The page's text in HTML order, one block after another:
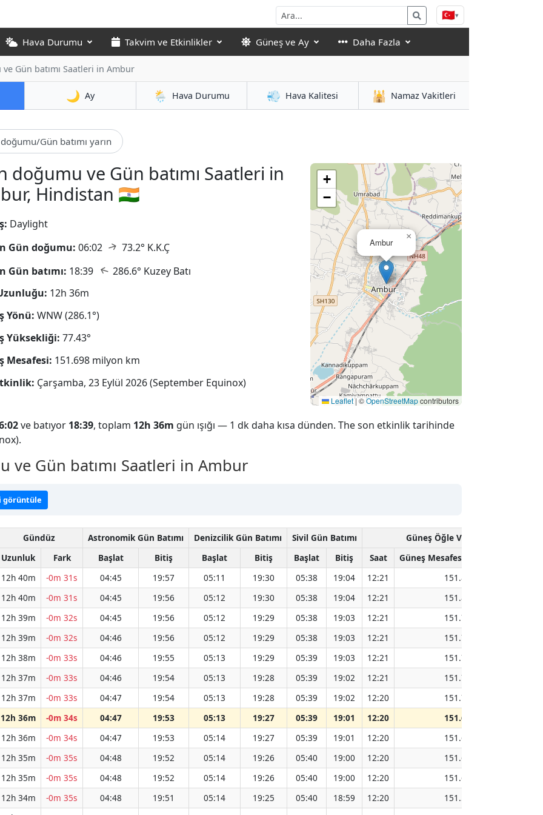
🇹🇷▾
Hava Durumu Takvim ve Etkinlikler Güneş ve Ay Daha Fazla
Gün batımı Saatleri in Ambur
🌙 Ay 🌦️ Hava Durumu 💨 Hava Kalitesi 🕌 Namaz Vakitleri
Gün batımı yarın
doğumu ve Gün batımı Saatleri in
Hindistan 🇮🇳
Daylight
Gün doğumu: 06:02 ↑ 73.2° K.K.Ç
Gün batımı: 18:39 ↑ 286.6° Kuzey Batı
12h 36m
Yönü: WNW (286.1°)
Yüksekliği: 77.43°
Mesafesi: 151.698 milyon km
Çarşamba, 23 Eylül 2026 (September Equinox)
Ambur
×
+
−
Leaflet|©OpenStreetMapcontributors
ve batıyor 18:39, toplam 12h 36m gün ışığı — 1 dk daha kısa dünden. The son etkinlik tarihinde
ve Gün batımı Saatleri in Ambur
görüntüle
Gündüz Astronomik Gün Batımı Denizcilik Gün Batımı Sivil Gün Batımı
Güneş Öğle Vakti
Uzunluk
Fark Başlat Bitiş Başlat Bitiş Başlat Bitiş Saat
Güneş Mesafesi (Milyon km)
12h 40m
-0m 31s 04:45 19:57 05:11 19:30 05:38 19:04 12:21
151.82
12h 40m
-0m 31s 04:45 19:56 05:12 19:30 05:38 19:04 12:21
151.81
12h 39m
-0m 32s 04:45 19:56 05:12 19:29 05:38 19:03 12:21
151.79
12h 39m
-0m 32s 04:46 19:56 05:12 19:29 05:38 19:03 12:21
151.77
12h 38m
-0m 33s 04:46 19:55 05:13 19:29 05:39 19:03 12:21
151.75
12h 37m
-0m 33s 04:46 19:54 05:13 19:28 05:39 19:02 12:21
151.74
12h 37m
-0m 33s 04:47 19:54 05:13 19:28 05:39 19:02 12:20
151.71
12h 36m
-0m 34s 04:47 19:53 05:13 19:27 05:39 19:01 12:20
151.69
12h 36m
-0m 34s 04:47 19:53 05:14 19:27 05:39 19:01 12:20
151.66
12h 35m
-0m 35s 04:48 19:52 05:14 19:26 05:40 19:00 12:20
151.64
12h 35m
-0m 35s 04:48 19:52 05:14 19:26 05:40 19:00 12:20
151.62
12h 34m
-0m 35s 04:48 19:51 05:14 19:25 05:40 18:59 12:20
151.59